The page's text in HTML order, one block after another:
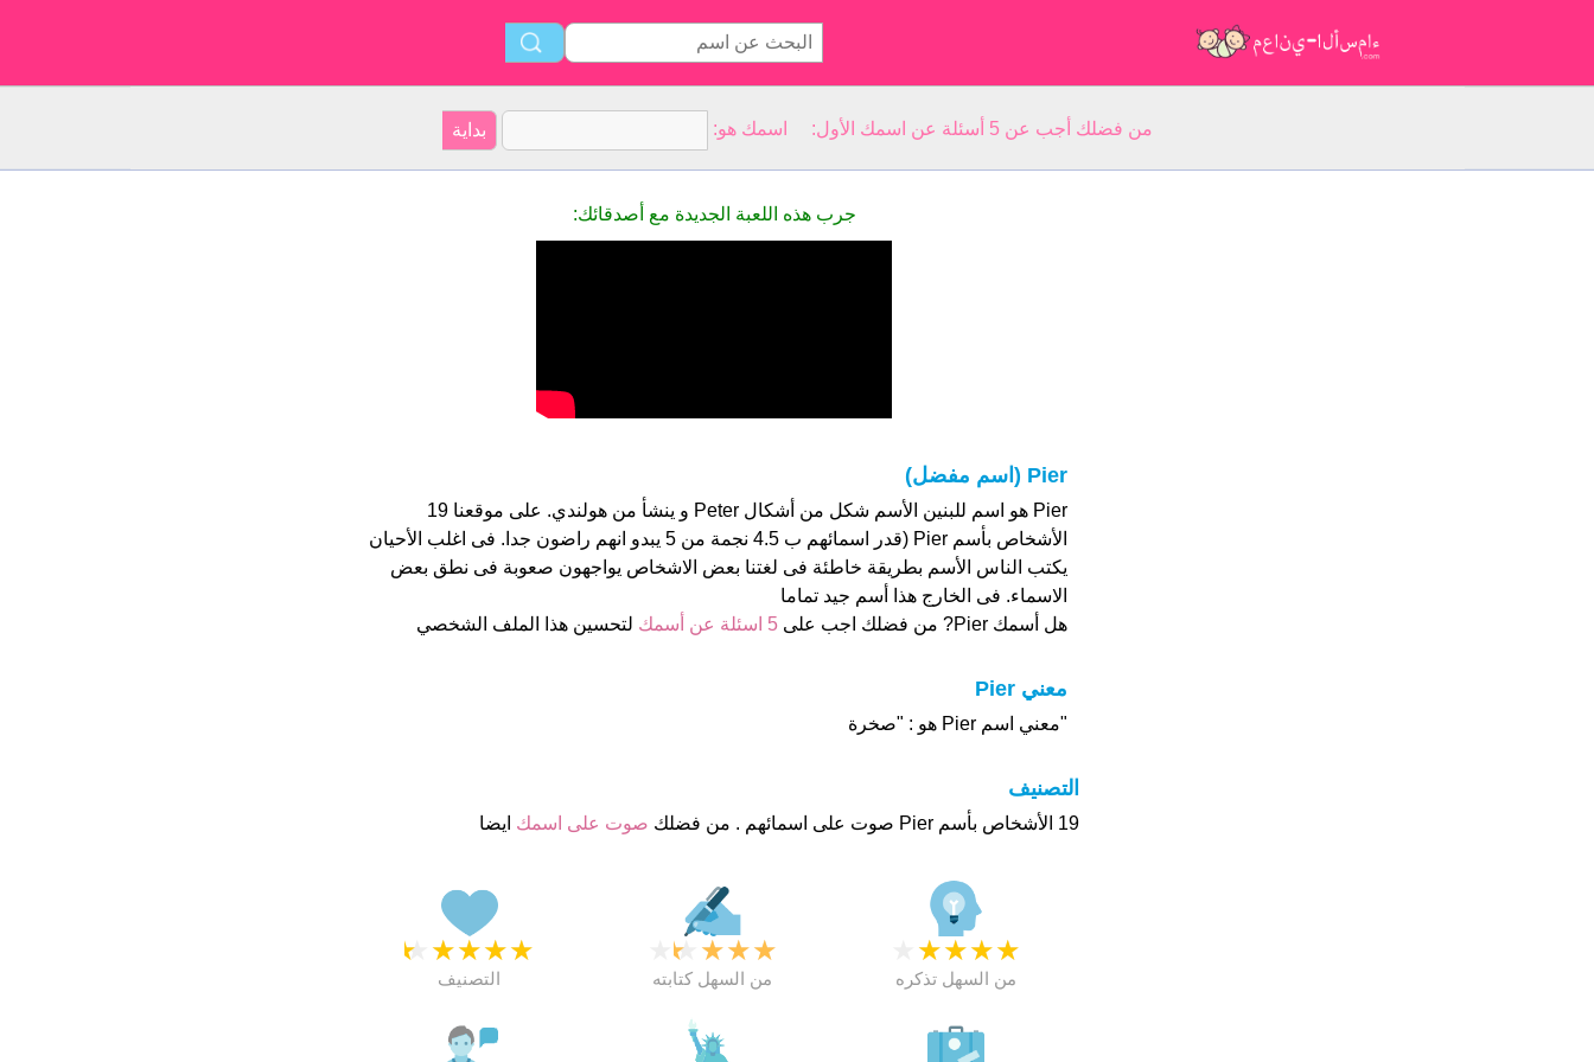
من فضلك أجب عن 5 أسئلة عن اسمك الأول: اسمك هو:
جرب هذه اللعبة الجديدة مع أصدقائك:
Pier (اسم مفضل)
Pier هو اسم للبنين الأسم شكل من أشكال Peter و ينشأ من هولندي. على موقعنا 19
الأشخاص بأسم Pier (قدر اسمائهم ب 4.5 نجمة من 5 يبدو انهم راضون جدا. فى اغلب الأحيان
يكتب الناس الأسم بطريقة خاطئة فى لغتنا بعض الاشخاص يواجهون صعوبة فى نطق بعض
الاسماء. فى الخارج هذا أسم جيد تماما
هل أسمك Pier? من فضلك اجب على
5 اسئلة عن أسمك لتحسين هذا الملف الشخصي
معني Pier
"معني اسم Pier هو : "صخرة
التصنيف
19 الأشخاص بأسم Pier صوت على اسمائهم . من فضلك صوت على اسمك ايضا
★
★
★
★
★
التصنيف
★
★
★
★
من السهل كتابته
★
★
★
★
من السهل تذكره